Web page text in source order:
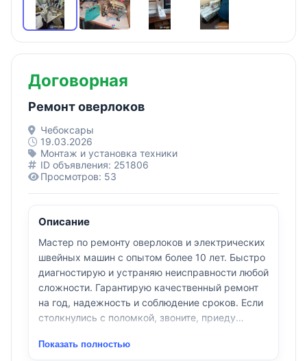
Договорная
Ремонт оверлоков
Чебоксары
19.03.2026
Монтаж и установка техники
ID объявления: 251806
Просмотров: 53
Описание
Мастер по ремонту оверлоков и электрических
швейных машин с опытом более 10 лет. Быстро
диагностирую и устраняю неисправности любой
сложности. Гарантирую качественный ремонт
на год, надежность и соблюдение сроков. Если
столкнулись с поломкой, звоните, приеду
Показать полностью